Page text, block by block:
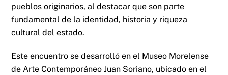
pueblos originarios, al destacar que son parte
fundamental de la identidad, historia y riqueza
cultural del estado.
Este encuentro se desarrolló en el Museo Morelense
de Arte Contemporáneo Juan Soriano, ubicado en el